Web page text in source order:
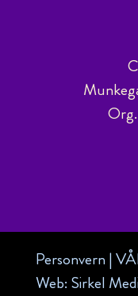
Personvern|
Web: Sirkel